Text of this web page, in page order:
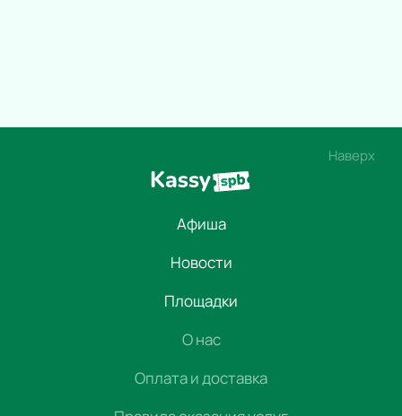
Наверх
Афиша
Новости
Площадки
О нас
Оплата и доставка